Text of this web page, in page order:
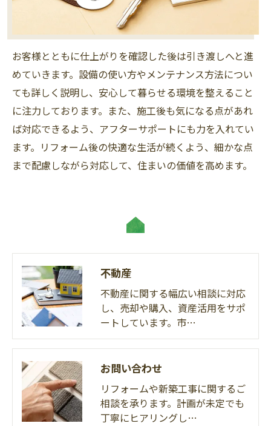
お客様とともに仕上がりを確認した後は引き渡しへと進
めていきます。設備の使い方やメンテナンス方法につい
ても詳しく説明し、安心して暮らせる環境を整えること
に注力しております。また、施工後も気になる点があれ
ば対応できるよう、アフターサポートにも力を入れてい
ます。リフォーム後の快適な生活が続くよう、細かな点
まで配慮しながら対応して、住まいの価値を高めます。
不動産
不動産に関する幅広い相談に対応
し、売却や購入、資産活用をサポ
ートしています。市…
お問い合わせ
リフォームや新築工事に関するご
相談を承ります。計画が未定でも
丁寧にヒアリングし…